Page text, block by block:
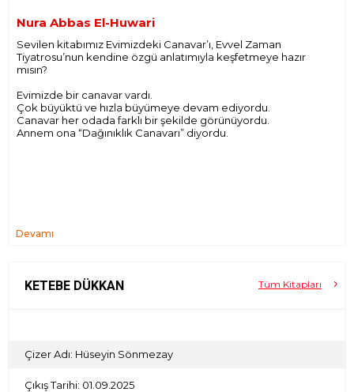
Nura Abbas El-Huwari
Sevilen kitabımız Evimizdeki Canavar’ı, Evvel Zaman
Tiyatrosu’nun kendine özgü anlatımıyla keşfetmeye hazır
mısın?
Evimizde bir canavar vardı.
Çok büyüktü ve hızla büyümeye devam ediyordu.
Canavar her odada farklı bir şekilde görünüyordu.
Annem ona “Dağınıklık Canavarı” diyordu.
Devamı
KETEBE DÜKKAN Tüm Kitapları
Çizer Adı: Hüseyin Sönmezay
Çıkış Tarihi: 01.09.2025